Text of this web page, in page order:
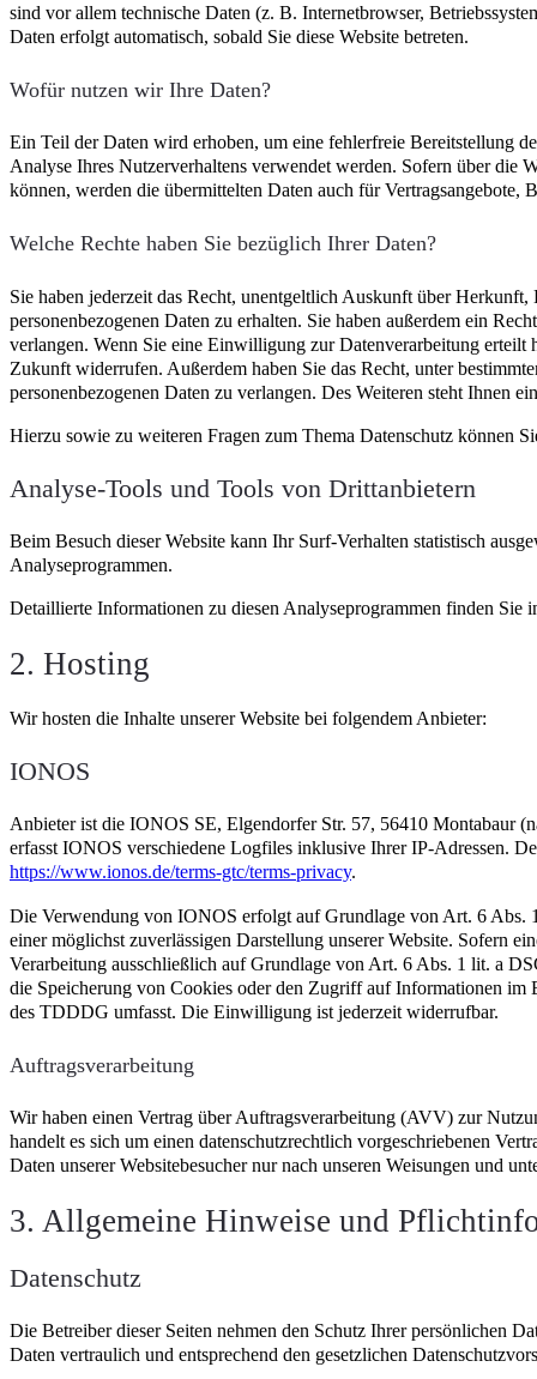
sind vor allem technische Daten (z. B. Internetbrowser,
Daten erfolgt automatisch, sobald Sie diese Website betreten.
Wofür nutzen wir Ihre Daten?
Ein Teil der Daten wird erhoben, um eine fehlerfreie Bereitstellung
Analyse Ihres Nutzerverhaltens verwendet werden. Sofern über die
können, werden die übermittelten Daten auch für Vertragsangebote,
Welche Rechte haben Sie bezüglich Ihrer Daten?
Sie haben jederzeit das Recht, unentgeltlich Auskunft über
personenbezogenen Daten zu erhalten. Sie haben außerdem ein
verlangen. Wenn Sie eine Einwilligung zur Datenverarbeitung
Zukunft widerrufen. Außerdem haben Sie das Recht, unter
personenbezogenen Daten zu verlangen. Des Weiteren steht Ihnen
Hierzu sowie zu weiteren Fragen zum Thema Datenschutz können
Analyse-Tools und Tools von Dritt­anbietern
Beim Besuch dieser Website kann Ihr Surf-Verhalten statistisch
Analyseprogrammen.
Detaillierte Informationen zu diesen Analyseprogrammen finden Sie
2. Hosting
Wir hosten die Inhalte unserer Website bei folgendem Anbieter:
IONOS
Anbieter ist die IONOS SE, Elgendorfer Str. 57, 56410 Montabaur
erfasst IONOS verschiedene Logfiles inklusive Ihrer IP-Adressen.
https://www.ionos.de/terms-gtc/terms-privacy.
Die Verwendung von IONOS erfolgt auf Grundlage von Art. 6 Abs.
einer möglichst zuverlässigen Darstellung unserer Website. Sofern
Verarbeitung ausschließlich auf Grundlage von Art. 6 Abs. 1 lit. a
die Speicherung von Cookies oder den Zugriff auf Informationen
des TDDDG umfasst. Die Einwilligung ist jederzeit widerrufbar.
Auftragsverarbeitung
Wir haben einen Vertrag über Auftragsverarbeitung (AVV) zur
handelt es sich um einen datenschutzrechtlich vorgeschriebenen
Daten unserer Websitebesucher nur nach unseren Weisungen und
3. Allgemeine Hinweise und
Datenschutz
Die Betreiber dieser Seiten nehmen den Schutz Ihrer persönlichen
Daten vertraulich und entsprechend den gesetzlichen